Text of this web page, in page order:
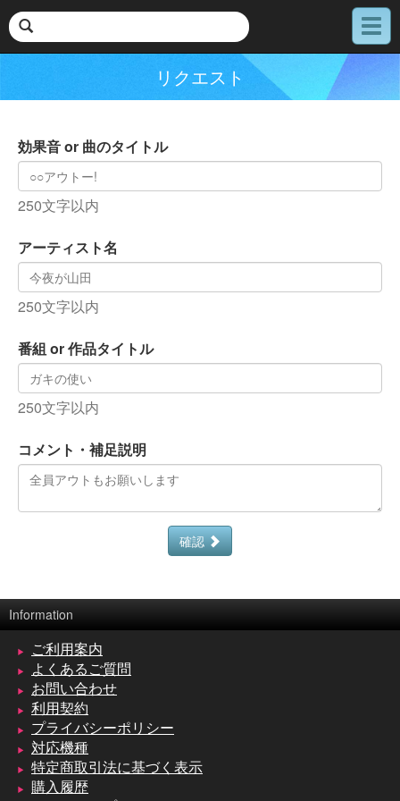
メ
ニ
リクエスト
効果音 or 曲のタイトル
250文字以内
アーティスト名
250文字以内
番組 or 作品タイトル
250文字以内
コメント・補足説明
確認
Information
ご利用案内
よくあるご質問
お問い合わせ
利用契約
プライバシーポリシー
対応機種
特定商取引法に基づく表示
購入履歴